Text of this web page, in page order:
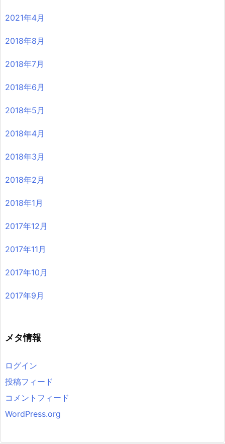
2021年4月
2018年8月
2018年7月
2018年6月
2018年5月
2018年4月
2018年3月
2018年2月
2018年1月
2017年12月
2017年11月
2017年10月
2017年9月
メタ情報
ログイン
投稿フィード
コメントフィード
WordPress.org